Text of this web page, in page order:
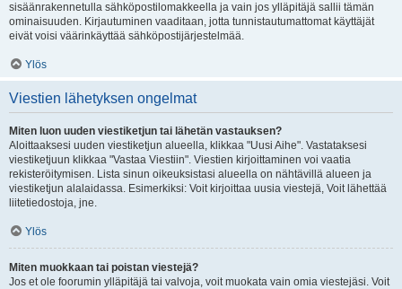
sisäänrakennetulla sähköpostilomakkeella ja vain jos ylläpitäjä sallii tämän
ominaisuuden. Kirjautuminen vaaditaan, jotta tunnistautumattomat käyttäjät
eivät voisi väärinkäyttää sähköpostijärjestelmää.
Ylös
Viestien lähetyksen ongelmat
Miten luon uuden viestiketjun tai lähetän vastauksen?
Aloittaaksesi uuden viestiketjun alueella, klikkaa "Uusi Aihe". Vastataksesi
viestiketjuun klikkaa "Vastaa Viestiin". Viestien kirjoittaminen voi vaatia
rekisteröitymisen. Lista sinun oikeuksistasi alueella on nähtävillä alueen ja
viestiketjun alalaidassa. Esimerkiksi: Voit kirjoittaa uusia viestejä, Voit lähettää
liitetiedostoja, jne.
Ylös
Miten muokkaan tai poistan viestejä?
Jos et ole foorumin ylläpitäjä tai valvoja, voit muokata vain omia viestejäsi. Voit